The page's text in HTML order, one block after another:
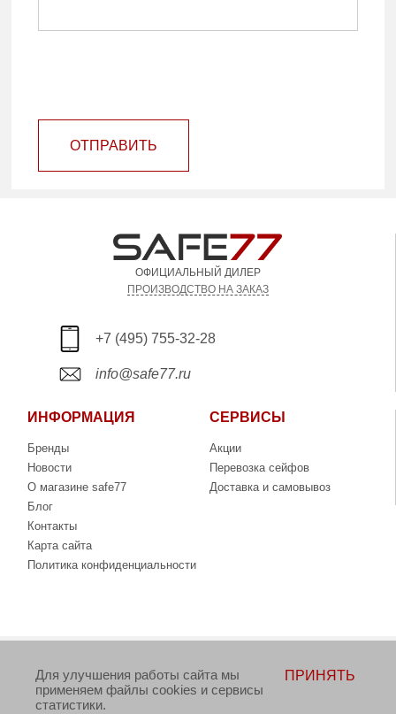
ОТПРАВИТЬ
ОФИЦИАЛЬНЫЙ ДИЛЕР
ПРОИЗВОДСТВО НА ЗАКАЗ
+7 (495) 755-32-28
info@safe77.ru
ИНФОРМАЦИЯ
Бренды
Новости
О магазине safe77
Блог
Контакты
Карта сайта
Политика конфиденциальности
СЕРВИСЫ
Акции
Перевозка сейфов
Доставка и самовывоз
Copyright © 2006-2026. Интернет-магазин сейфов
www.safe77.ru
Данный интернет-сайт носит исключительно информационный
Для улучшения работы сайта мы
применяем файлы cookies и сервисы
статистики.
ПРИНЯТЬ